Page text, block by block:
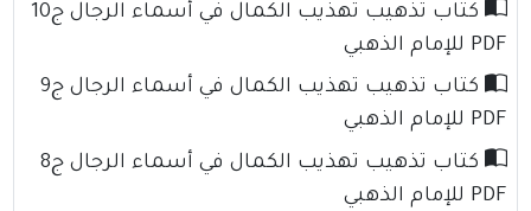
كتاب تذهيب تهذيب الكمال في أسماء الرجال ج10
PDF للإمام الذهبي
كتاب تذهيب تهذيب الكمال في أسماء الرجال ج9
PDF للإمام الذهبي
كتاب تذهيب تهذيب الكمال في أسماء الرجال ج8
PDF للإمام الذهبي